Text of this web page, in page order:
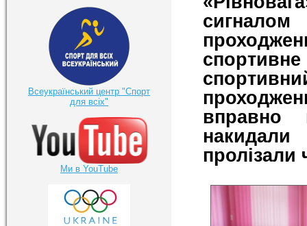
вправно
пролізали
Всеукраїнський центр "Спорт
для всіх"
Ми в YouTube